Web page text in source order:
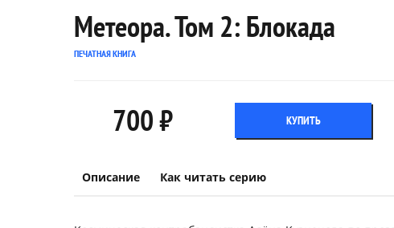
Метеора. Том 2: Блокада
ПЕЧАТНАЯ КНИГА
700 ₽ КУПИТЬ
Описание Как читать серию